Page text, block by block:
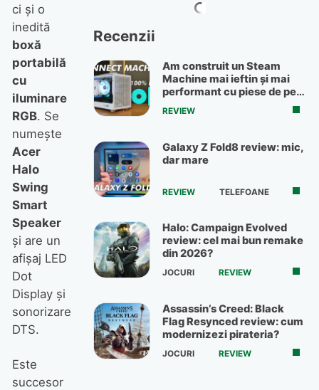
ci şi o
inedită
boxă
portabilă
cu
iluminare
RGB. Se
numeşte
Acer
Halo
Swing
Smart
Speaker
şi are un
afişaj LED
Dot
Display şi
sonorizare
DTS.
Este
succesor
Recenzii
Am construit un Steam
Machine mai ieftin și mai
performant cu piese de pe
OLX
REVIEW
Galaxy Z Fold8 review: mic,
dar mare
REVIEW TELEFOANE
Halo: Campaign Evolved
review: cel mai bun remake
din 2026?
JOCURI REVIEW
Assassin’s Creed: Black
Flag Resynced review: cum
modernizezi pirateria?
JOCURI REVIEW